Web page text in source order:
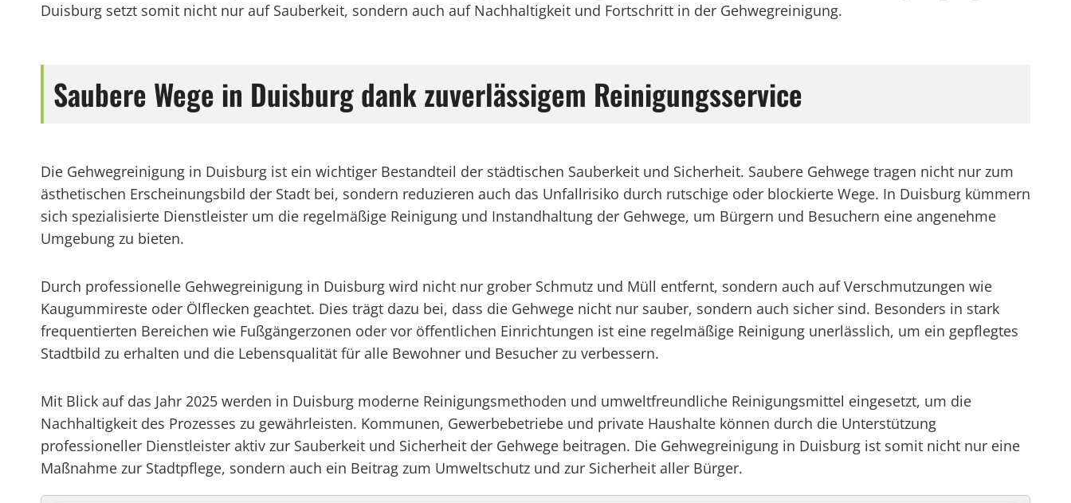
Duisburg setzt somit nicht nur auf Sauberkeit, sondern auch auf Nachhaltigkeit und Fortschritt in der Gehwegreinigung.
Saubere Wege in Duisburg dank zuverlässigem Reinigungsservice
Die Gehwegreinigung in Duisburg ist ein wichtiger Bestandteil der städtischen Sauberkeit und Sicherheit. Saubere Gehwege tragen nicht nur zum
ästhetischen Erscheinungsbild der Stadt bei, sondern reduzieren auch das Unfallrisiko durch rutschige oder blockierte Wege. In Duisburg kümmern
sich spezialisierte Dienstleister um die regelmäßige Reinigung und Instandhaltung der Gehwege, um Bürgern und Besuchern eine angenehme
Umgebung zu bieten.
Durch professionelle Gehwegreinigung in Duisburg wird nicht nur grober Schmutz und Müll entfernt, sondern auch auf Verschmutzungen wie
Kaugummireste oder Ölflecken geachtet. Dies trägt dazu bei, dass die Gehwege nicht nur sauber, sondern auch sicher sind. Besonders in stark
frequentierten Bereichen wie Fußgängerzonen oder vor öffentlichen Einrichtungen ist eine regelmäßige Reinigung unerlässlich, um ein gepflegtes
Stadtbild zu erhalten und die Lebensqualität für alle Bewohner und Besucher zu verbessern.
Mit Blick auf das Jahr 2025 werden in Duisburg moderne Reinigungsmethoden und umweltfreundliche Reinigungsmittel eingesetzt, um die
Nachhaltigkeit des Prozesses zu gewährleisten. Kommunen, Gewerbebetriebe und private Haushalte können durch die Unterstützung
professioneller Dienstleister aktiv zur Sauberkeit und Sicherheit der Gehwege beitragen. Die Gehwegreinigung in Duisburg ist somit nicht nur eine
Maßnahme zur Stadtpflege, sondern auch ein Beitrag zum Umweltschutz und zur Sicherheit aller Bürger.